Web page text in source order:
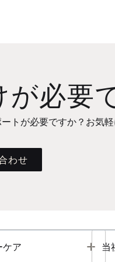
が必要
トが必要ですか？お気
わせ
ケア 当